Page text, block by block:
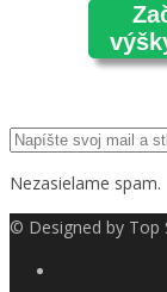
Nezasielame spam.
© Designed by Top